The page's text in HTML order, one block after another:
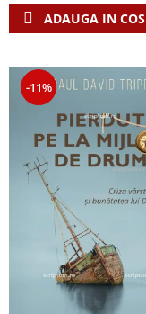
ADAUGA IN COS
-11%